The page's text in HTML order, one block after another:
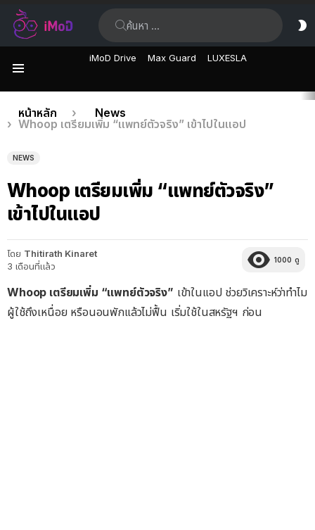
iMoD Drive Max Guard LUXESLA
เรื่อง
ล่าสุด
คุณอยู่ที่นี่:
หน้าหลัก
News
Whoop เตรียมเพิ่ม “แพทย์ตัวจริง” เข้าไปในแอป
NEWS
Whoop เตรียมเพิ่ม “แพทย์ตัวจริง”
เข้าไปในแอป
โดย Thitirath Kinaret
3 เดือนที่แล้ว
1000 ดู
Whoop เตรียมเพิ่ม “แพทย์ตัวจริง” เข้าในแอป ช่วยวิเคราะห์ว่าทำไม
ผู้ใช้ถึงเหนื่อย หรือนอนพักแล้วไม่ฟื้น เริ่มใช้ในสหรัฐฯ​ ก่อน